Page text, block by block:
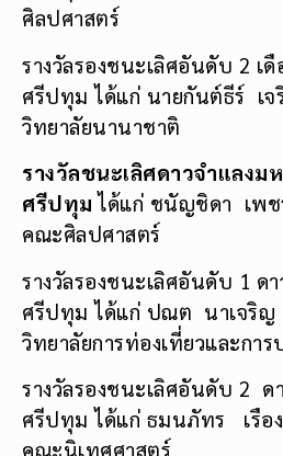
ศิลปศาสตร์
รางวัลรองชนะเลิศอันดับ 2 เ
ศรีปทุม ได้แก่ นายกันต์ธีร์ เ
วิทยาลัยนานาชาติ
รางวัลชนะเลิศดาวจำแลงม
ศรีปทุมได้แก่ ชนัญชิดา เพช
คณะศิลปศาสตร์
รางวัลรองชนะเลิศอันดับ 1 ด
ศรีปทุม ได้แก่ ปณต นาเจริญ
วิทยาลัยการท่องเที่ยวและการ
รางวัลรองชนะเลิศอันดับ 2 ด
ศรีปทุม ได้แก่ ธมนภัทร เรือง
คณะนิเทศศาสตร์